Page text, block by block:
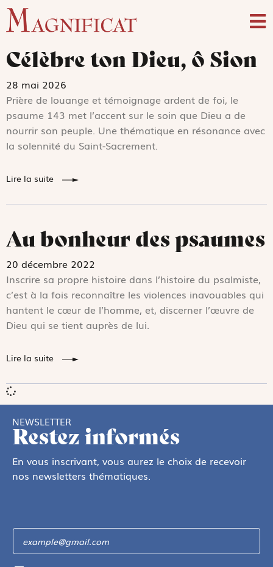
Célèbre ton Dieu, ô Sion
28 mai 2026
Prière de louange et témoignage ardent de foi, le
psaume 143 met l’accent sur le soin que Dieu a de
nourrir son peuple. Une thématique en résonance avec
la solennité du Saint-Sacrement.
Lire la suite
Au bonheur des psaumes
20 décembre 2022
Inscrire sa propre histoire dans l’histoire du psalmiste,
c’est à la fois reconnaître les violences inavouables qui
hantent le cœur de l’homme, et, discerner l’œuvre de
Dieu qui se tient auprès de lui.
Lire la suite
NEWSLETTER
Restez informés
En vous inscrivant, vous aurez le choix de recevoir
nos newsletters thématiques.